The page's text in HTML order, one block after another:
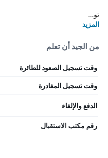
تو...
المزيد
من الجيد أن تعلم
وقت تسجيل الصعود للطائرة
وقت تسجيل المغادرة
الدفع والإلغاء
رقم مكتب الاستقبال